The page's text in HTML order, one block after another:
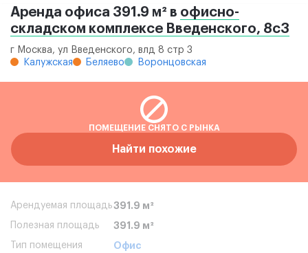
Аренда офиса 391.9 м² в офисно-
складском комплексе Введенского, 8с3
г Москва, ул Введенского, влд 8 стр 3
Калужская
Беляево Воронцовская
ПОМЕЩЕНИЕ СНЯТО С РЫНКА
Найти похожие
Арендуемая площадь391.9 м²
Полезная площадь 391.9 м²
Тип помещения Офис